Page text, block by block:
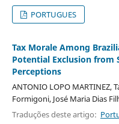
PORTUGUES
Tax Morale Among
Potential Exclusion from
Perceptions
ANTONIO LOPO
Formigoni, José Maria Dias
Traduções deste artigo: